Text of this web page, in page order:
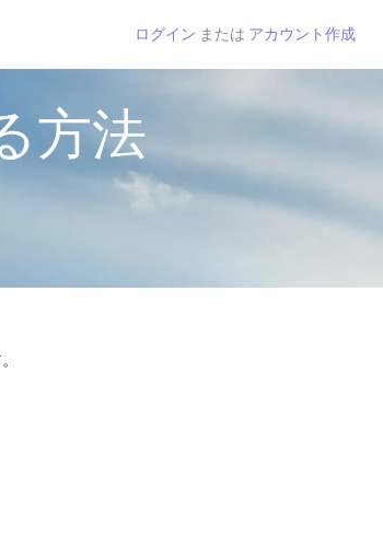
ログイン または アカウント作成
方法